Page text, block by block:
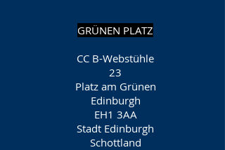
GRÜNEN PLATZ
CC B-Webstühle
23
Platz am Grünen
Edinburgh
EH1 3AA
Stadt Edinburgh
Schottland